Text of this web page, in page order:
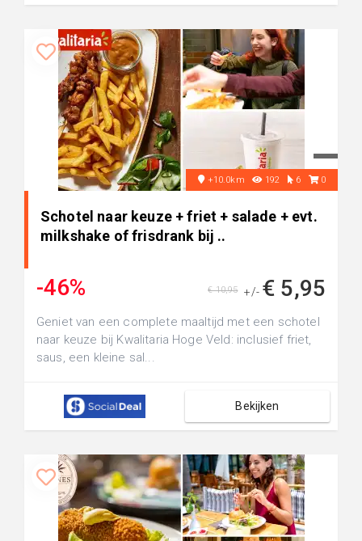
+10.0km 192 6 0
Schotel naar keuze + friet + salade + evt.
milkshake of frisdrank bij ..
-46% +/- € 5,95
€ 10,95
Geniet van een complete maaltijd met een schotel
naar keuze bij Kwalitaria Hoge Veld: inclusief friet,
saus, een kleine sal...
Bekijken